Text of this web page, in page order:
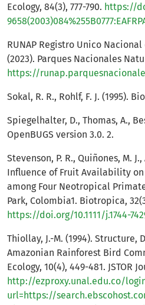
Ecology, 84(3), 777-790. https://
RUNAP Registro Unico
(2023). Parques Nacionales
https://
Sokal, R. R., Rohlf, F. J. (1995).
Spiegelhalter, D., Thomas, A.,
OpenBUGS version 3.0. 2.
Stevenson, P. R., Quiñones, M.
Influence of Fruit Availability
among Four Neotropical
Park, Colombia1. Biotropica,
https://doi.org/10.1111/j.1744-
Thiollay, J.-M. (1994). Structure,
Amazonian Rainforest Bird
Ecology, 10(4), 449-481. JSTOR
http://ezproxy.unal.edu.co/
url=https://